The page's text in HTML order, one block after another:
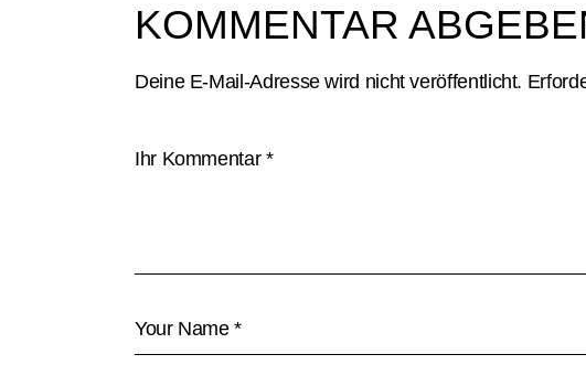
KOMMENTAR
Deine E-Mail-Adresse wird nicht veröffentlicht.